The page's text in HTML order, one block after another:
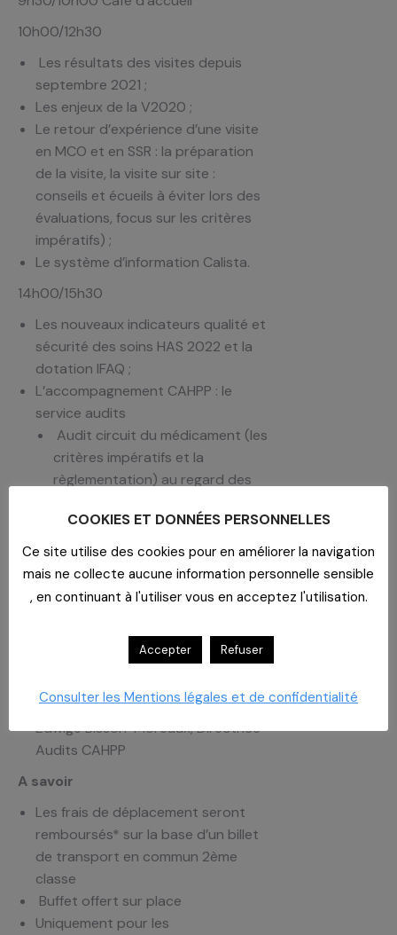
10h00/12h30
Les résultats des visites depuis
septembre 2021 ;
Les enjeux de la V2020 ;
Le retour d’expérience d’une visite
en MCO et en SSR : la préparation
de la visite, la visite sur site :
conseils et écueils à éviter lors des
évaluations, focus sur les critères
impératifs) ;
Le système d’information Calista.
14h00/15h30
Les nouveaux indicateurs qualité et
sécurité des soins HAS 2022 et la
dotation IFAQ ;
L’accompagnement CAHPP : le
service audits
Audit circuit du médicament (les
critères impératifs et la
règlementation) au regard des
Audit bloc opératoire
(Organisation, management,
programmation, efficience..)
15h30/16h00
intervenants/participants.
Séverine Boichot, Federis Santé
Edwige Bisson-Moreaux, Directrice
Audits CAHPP
A savoir
Les frais de déplacement seront
remboursés* sur la base d’un billet
de transport en commun 2ème
classe
Buffet offert sur place
Uniquement pour les
COOKIES ET DONNÉES PERSONNELLES
Ce site utilise des cookies pour en améliorer la navigation
mais ne collecte aucune information personnelle sensible
, en continuant à l'utiliser vous en acceptez l'utilisation.
Accepter Refuser
Consulter les Mentions légales et de confidentialité